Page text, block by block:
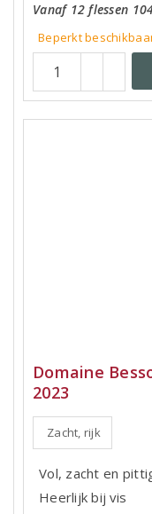
Vanaf 12 flessen
Beperkt
Domaine
2023
Zacht, rijk
Vol, zacht en
Heerlijk bij vis